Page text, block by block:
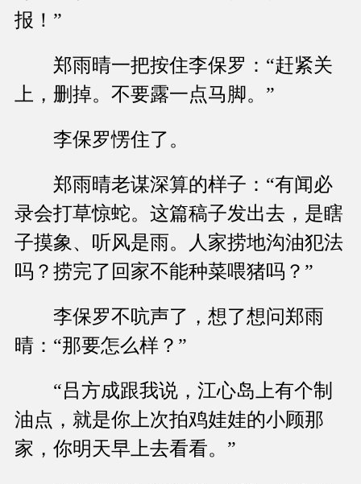
报！”
郑雨晴一把按住李保罗：“赶紧关
上，删掉。不要露一点马脚。”
李保罗愣住了。
郑雨晴老谋深算的样子：“有闻必
录会打草惊蛇。这篇稿子发出去，是瞎
子摸象、听风是雨。人家捞地沟油犯法
吗？捞完了回家不能种菜喂猪吗？”
李保罗不吭声了，想了想问郑雨
晴：“那要怎么样？”
“吕方成跟我说，江心岛上有个制
油点，就是你上次拍鸡娃娃的小顾那
家，你明天早上去看看。”